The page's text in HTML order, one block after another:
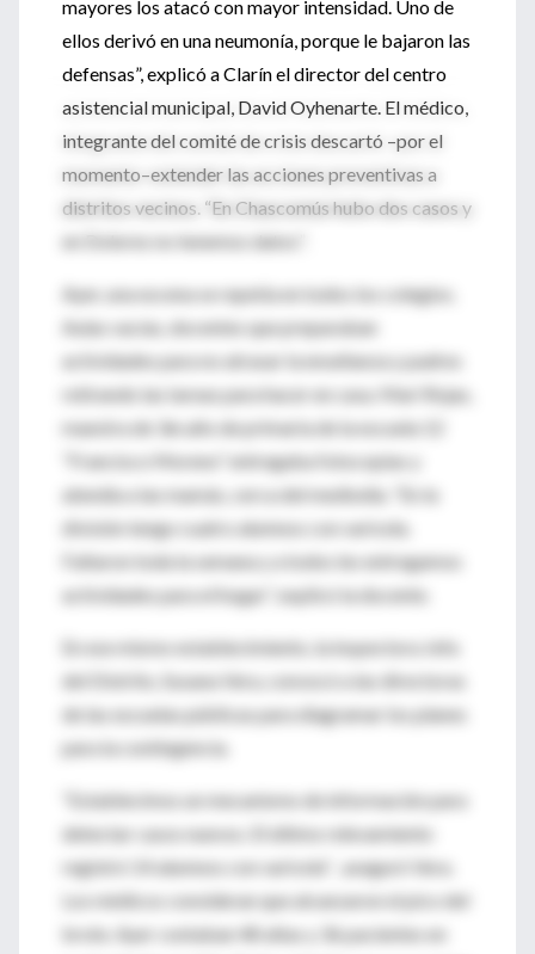
mayores los atacó con mayor intensidad. Uno de
ellos derivó en una neumonía, porque le bajaron las
defensas”, explicó a Clarín el director del centro
asistencial municipal, David Oyhenarte. El médico,
integrante del comité de crisis descartó –por el
momento–extender las acciones preventivas a
distritos vecinos. “En Chascomús hubo dos casos y
en Dolores no tenemos datos”.
Ayer, una escena se repetía en todos los colegios.
Aulas vacías, docentes que preparaban
actividades para no atrasar la enseñanza y padres
retirando las tareas para hacer en casa. Mari Rojas,
maestra de 3er.año de primaria de la escuela 12
“Francisco Moreno” entregaba fotocopias y
atendía a las mamás, cerca del mediodía. “En la
división tengo cuatro alumnos con varicela.
Faltaron toda la semana y a todos les entregamos
actividades para el hogar”, explicó la docente.
En ese mismo establecimiento, la inspectora Jefa
del Distrito, Susana Vera, convocó a las directoras
de las escuelas públicas para diagramar los planes
para la contingencia.
“Establecimos un mecanismo de información para
detectar casos nuevos. El último relevamiento
registró 14 alumnos con varicela” , aseguró Vera.
Los médicos consideran que alcanzaron el pico del
brote. Ayer contaban 48 altas y 36 pacientes en